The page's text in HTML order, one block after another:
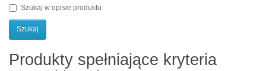
Szukaj w opisie produktu
Produkty spełniające kryteria